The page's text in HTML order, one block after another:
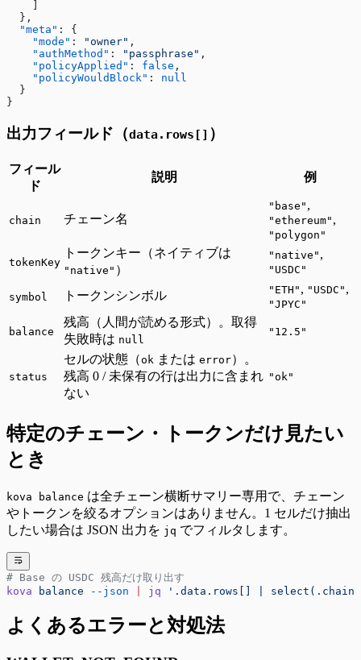
  },
  "meta"
: {
    "mode"
: "owner" ,
    "authMethod"
: "passphrase" ,
    "policyApplied"
: false ,
    "policyWouldBlock"
: null
  }
}
出力フィールド（data.rows[] ）
フィール
ド
説明 例
chain チェーン名
"base" ,
"ethereum" ,
"polygon"
tokenKey
トークンキー（ネイティブは
"native" ）
"native" ,
"USDC"
symbol トークンシンボル "ETH" , "USDC" ,
"JPYC"
balance
残高（人間が読める形式）。取得
失敗時は null
"12.5"
status
セルの状態（ok または error）。
残高 0 / 未保有の行は出力に含まれ
ない
"ok"
特定のチェーン・トークンだけ見たい
とき
kova balance は全チェーン横断サマリー専用で、チェーン
やトークンを絞るオプションはありません。1 セルだけ抽出
したい場合は JSON 出力を jq でフィルタします。
# Base の USDC 残高だけ取り出す
kova balance --json jq '.data.rows[] | select(.chain
よくあるエラーと対処法